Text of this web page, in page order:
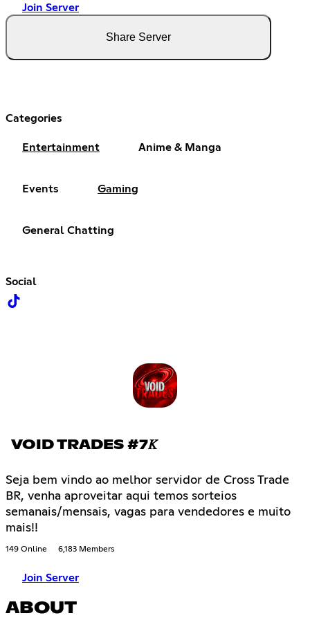
Join Server
Share Server
Categories
Entertainment Anime & Manga
Events Gaming
General Chatting
Social
VOID TRADES #7𝐾
Seja bem vindo ao melhor servidor de Cross Trade
BR, venha aproveitar aqui temos sorteios
semanais/mensais, vagas para vendedores e muito
mais!!
149 Online 6,183 Members
Join Server
ABOUT